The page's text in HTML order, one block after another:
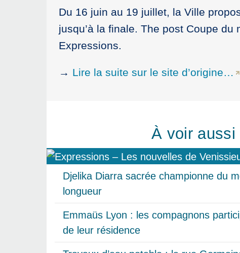
Du 16 juin au 19 juillet, la Ville
jusqu’à la finale. The post Coupe
Expressions.
→ Lire la suite sur le site d’origine…
À voir aussi
Djelika Diarra sacrée championne du
longueur
Emmaüs Lyon : les compagnons
de leur résidence